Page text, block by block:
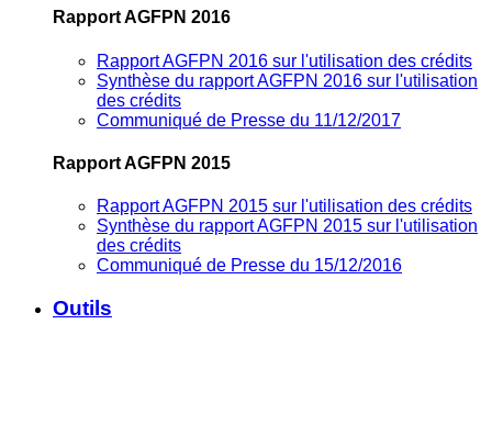
Rapport AGFPN 2016
Rapport AGFPN 2016 sur l'utilisation des crédits
Synthèse du rapport AGFPN 2016 sur l'utilisation
des crédits
Communiqué de Presse du 11/12/2017
Rapport AGFPN 2015
Rapport AGFPN 2015 sur l'utilisation des crédits
Synthèse du rapport AGFPN 2015 sur l'utilisation
des crédits
Communiqué de Presse du 15/12/2016
Outils